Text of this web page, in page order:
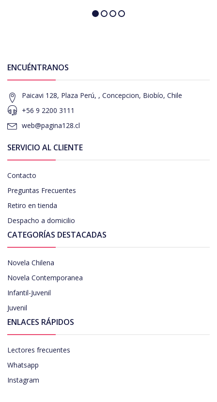
ENCUÉNTRANOS
Paicavi 128, Plaza Perú, , Concepcion, Biobío, Chile
+56 9 2200 3111
web@pagina128.cl
SERVICIO AL CLIENTE
Contacto
Preguntas Frecuentes
Retiro en tienda
Despacho a domicilio
CATEGORÍAS DESTACADAS
Novela Chilena
Novela Contemporanea
Infantil-Juvenil
Juvenil
ENLACES RÁPIDOS
Lectores frecuentes
Whatsapp
Instagram